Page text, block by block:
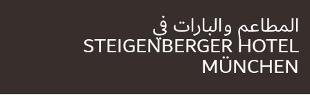
المطاعم والبارات في
STEIGENBERGER HOTEL
MÜNCHEN